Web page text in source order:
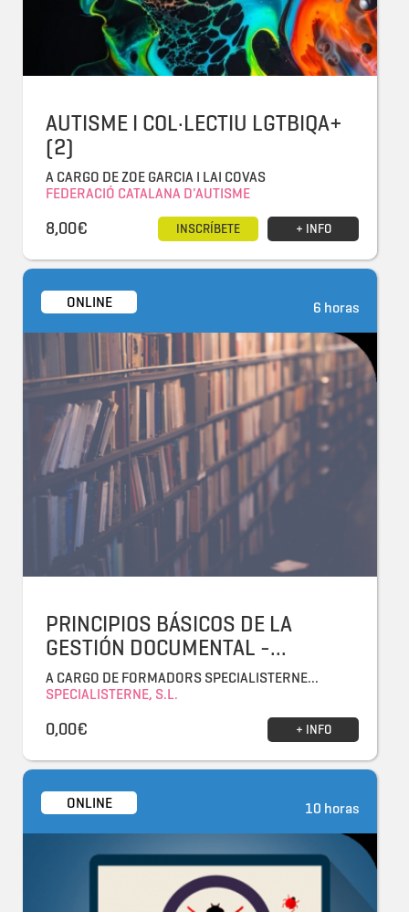
AUTISME I COL·LECTIU LGTBIQA+
(2)
A CARGO DE ZOE GARCIA I LAI COVAS
FEDERACIÓ CATALANA D'AUTISME
8,00€ + INFO
INSCRÍBETE
6 horas
ONLINE
PRINCIPIOS BÁSICOS DE LA
GESTIÓN DOCUMENTAL -...
A CARGO DE FORMADORS SPECIALISTERNE...
SPECIALISTERNE, S.L.
0,00€ + INFO
10 horas
ONLINE